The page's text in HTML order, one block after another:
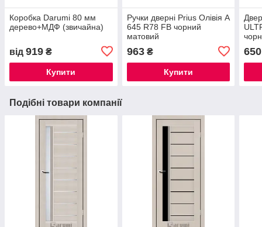
Коробка Darumi 80 мм
дерево+МДФ (звичайна)
від 919 ₴
Купити
Ручки дверні Prius Олівія А
645 R78 FB чорний
матовий
963₴
Купити
650
Подібні товари компанії